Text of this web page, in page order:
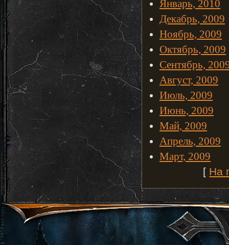
Январь, 2010
Декабрь, 2009
Ноябрь, 2009
Октябрь, 2009
Сентябрь,
Август, 2009
Июль, 2009
Июнь, 2009
Май, 2009
Апрель, 2009
Март, 2009
[ На